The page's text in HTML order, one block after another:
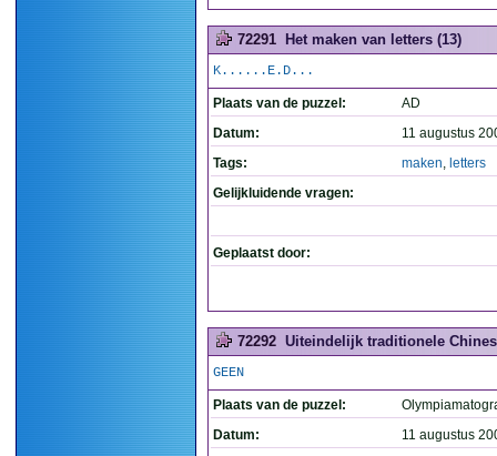
72291 Het maken van letters (13)
K......E.D...
Plaats van de puzzel:
AD
Datum:
11 augustus
Tags:
maken, letters
Gelijkluidende vragen:
Geplaatst door:
72292 Uiteindelijk traditionele
GEEN
Plaats van de puzzel:
Datum:
11 augustus